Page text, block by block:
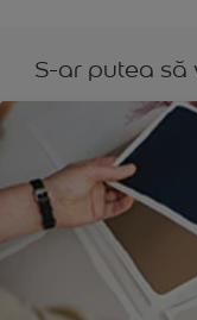
S-ar putea să